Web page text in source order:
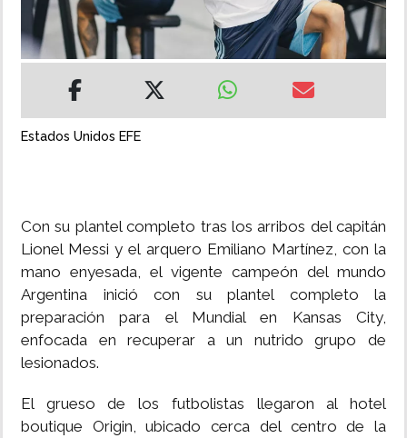
INSÓLITAS
MULTIMEDIA
Estados Unidos EFE
Con su plantel completo tras los arribos del capitán
Lionel Messi y el arquero Emiliano Martínez, con la
mano enyesada, el vigente campeón del mundo
Argentina inició con su plantel completo la
preparación para el Mundial en Kansas City,
enfocada en recuperar a un nutrido grupo de
lesionados.
El grueso de los futbolistas llegaron al hotel
boutique Origin, ubicado cerca del centro de la